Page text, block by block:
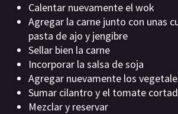
Calentar nuevamente el wok
Agregar la carne junto con unas
pasta de ajo y jengibre
Sellar bien la carne
Incorporar la salsa de soja
Agregar nuevamente los
Sumar cilantro y el tomate
Mezclar y reservar